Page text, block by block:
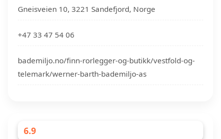
Gneisveien 10, 3221 Sandefjord, Norge
+47 33 47 54 06
bademiljo.no/finn-rorlegger-og-butikk/vestfold-og-
telemark/werner-barth-bademiljo-as
6.9